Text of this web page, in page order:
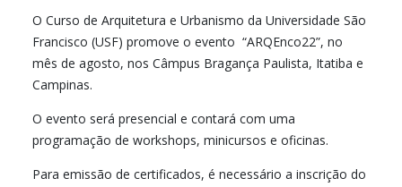
O Curso de Arquitetura e Urbanismo da Universidade São
Francisco (USF) promove o evento “ARQEnco22”, no
mês de agosto, nos Câmpus Bragança Paulista, Itatiba e
Campinas.
O evento será presencial e contará com uma
programação de workshops, minicursos e oficinas.
Para emissão de certificados, é necessário a inscrição do